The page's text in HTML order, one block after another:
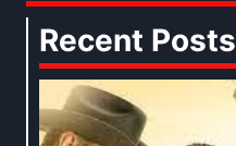
Recent Posts